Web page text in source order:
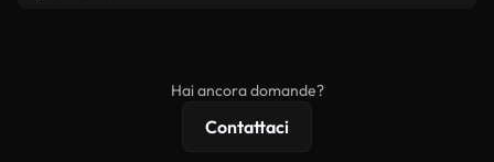
Hai ancora domande?
Contattaci